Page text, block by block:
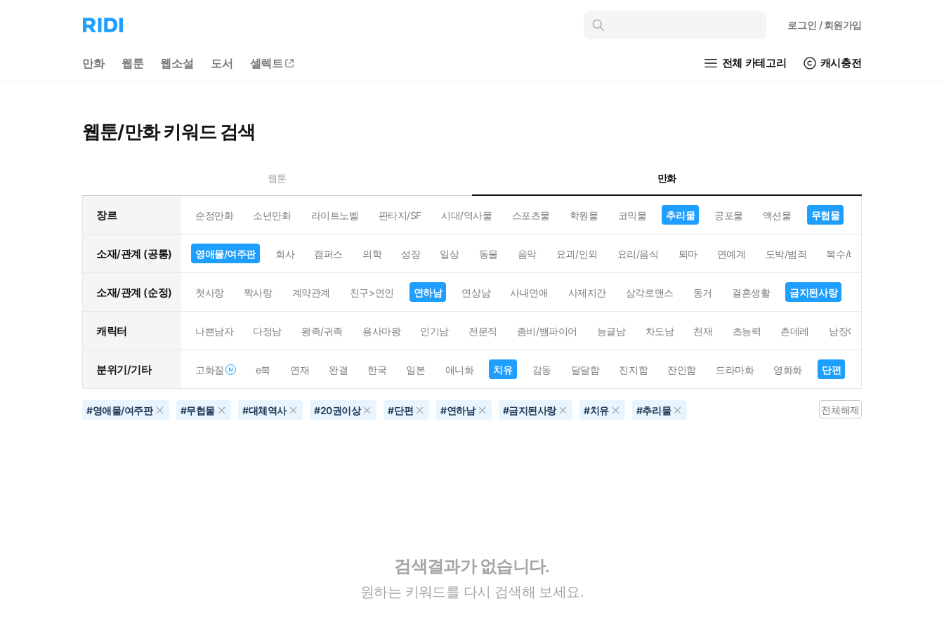
리
디
으
인
로그인 / 회원가입
만화 웹툰 웹소설 도서 셀렉트 전체 카테고리 캐시충전
웹툰/만화 키워드 검색
웹툰 만화
장르 순정만화 소년만화 라이트노벨 판타지/SF 시대/역사물 스포츠물 학원물 코믹물 추리물 공포물 액션물 무협물
소재/관계 (공통) 영애물/여주판 회사 캠퍼스 의학 성장 일상 동물 음악 요괴/인외 요리/음식 퇴마 연예계 도박/범죄 복수/배신
소재/관계 (순정) 첫사랑 짝사랑 계약관계 친구>연인 연하남 연상남 사내연애 사제지간 삼각로맨스 동거 결혼생활 금지된사랑
캐릭터 나쁜남자 다정남 왕족/귀족 용사마왕 인기남 전문직 좀비/뱀파이어 능글남 차도남 천재 초능력 츤데레 남장여자
분위기/기타 고화질 e북 연재 완결 한국 일본 애니화 치유 감동 달달함 진지함 잔인함 드라마화 영화화 단편
#영애물/여주판 #무협물 #대체역사 #20권이상 #단편 #연하남 #금지된사랑 #치유 #추리물 전체해제
검색결과가 없습니다.
원하는 키워드를 다시 검색해 보세요.